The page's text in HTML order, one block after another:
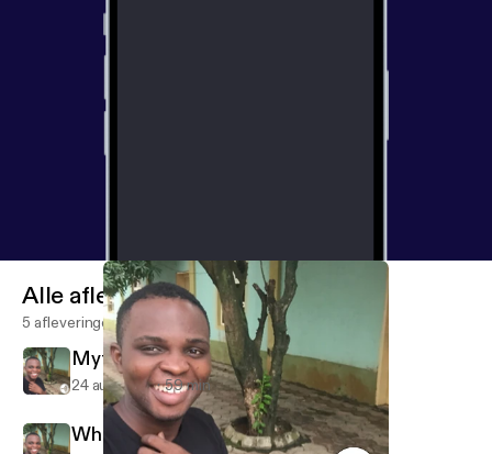
Alle afleveringen
5 afleveringen
Myths of Digital marketing
24 aug 2018 59 min
What is digital marketing all about?